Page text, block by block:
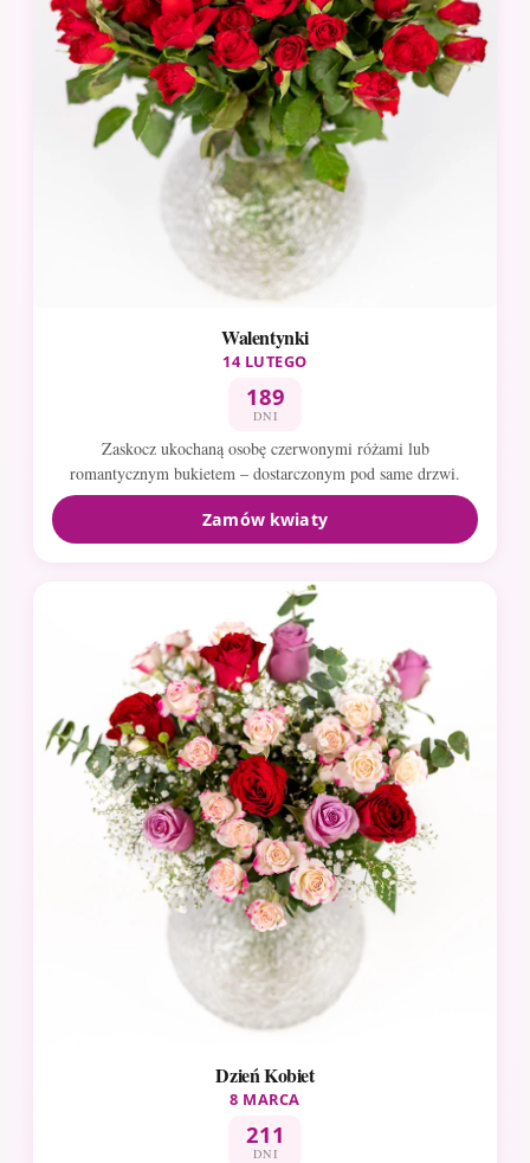
Walentynki
14 LUTEGO
189
DNI
Zaskocz ukochaną osobę czerwonymi różami lub
romantycznym bukietem – dostarczonym pod same drzwi.
Zamów kwiaty
Dzień Kobiet
8 MARCA
211
DNI